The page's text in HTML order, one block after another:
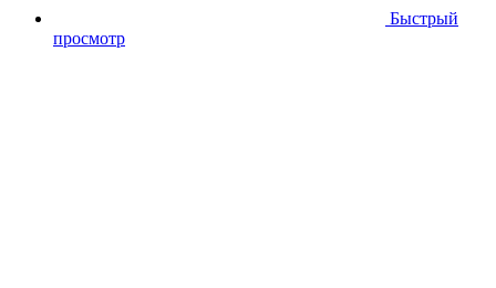
Быстрый
просмотр